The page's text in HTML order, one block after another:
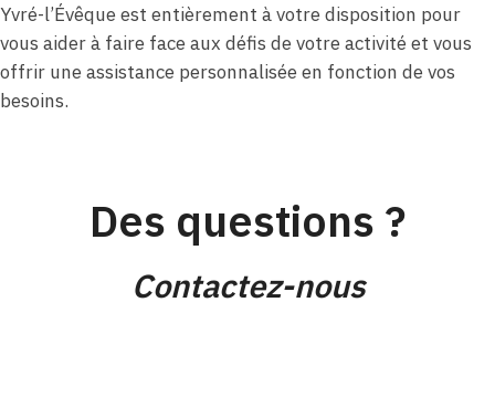
Yvré-l’Évêque est entièrement à votre disposition pour
vous aider à faire face aux défis de votre activité et vous
offrir une assistance personnalisée en fonction de vos
besoins.
Des questions ?
Contactez-nous